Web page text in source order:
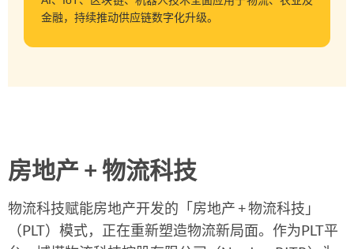
金融，持续推动供应链数字化升级。
房地产 + 物流科技
物流科技赋能房地产开发的「房地产 + 物流科技」
（PLT）模式，正在重新塑造物流新局面。作为PLT平